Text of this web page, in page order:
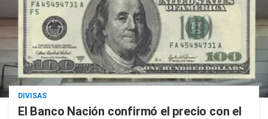
DIVISAS
El Banco Nación confirmó el precio con el